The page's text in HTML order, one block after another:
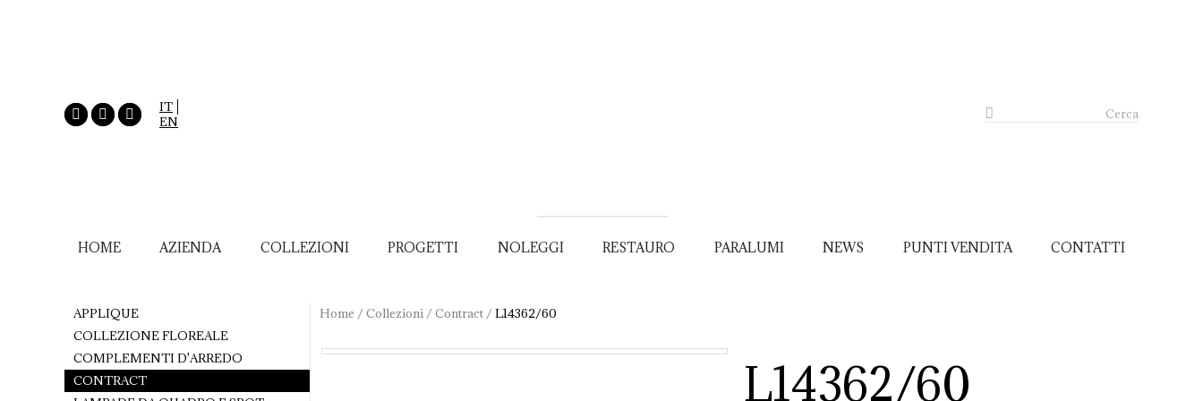
IT
EN
Cerca
HOME AZIENDA COLLEZIONI PROGETTI NOLEGGI RESTAURO PARALUMI NEWS PUNTI VENDITA CONTATTI
Home /Collezioni /Contract /L14362/60
L14362/60
APPLIQUE
COLLEZIONE FLOREALE
COMPLEMENTI D'ARREDO
CONTRACT